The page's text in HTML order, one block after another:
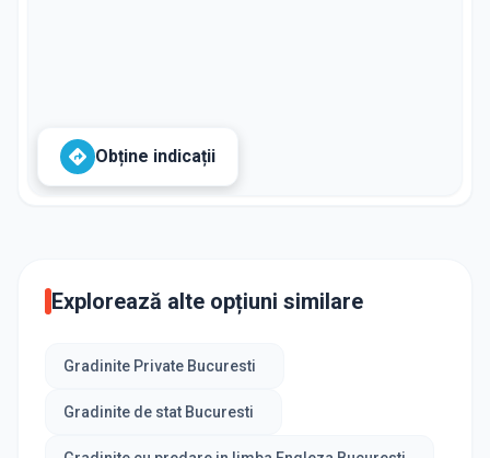
Obține indicații
Explorează alte opțiuni similare
Gradinite Private Bucuresti
Gradinite de stat Bucuresti